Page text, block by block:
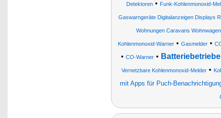
Detektoren• Funk-Kohlenmonoxid-
Gaswarngeräte Digitalanzeigen Displays
Wohnungen Caravans
Kohlenmonoxid-Warner • Gasmelder •
• CO-Warner •
Vernetzbare Kohlenmonoxid-Melder•
mit Apps für Puch-